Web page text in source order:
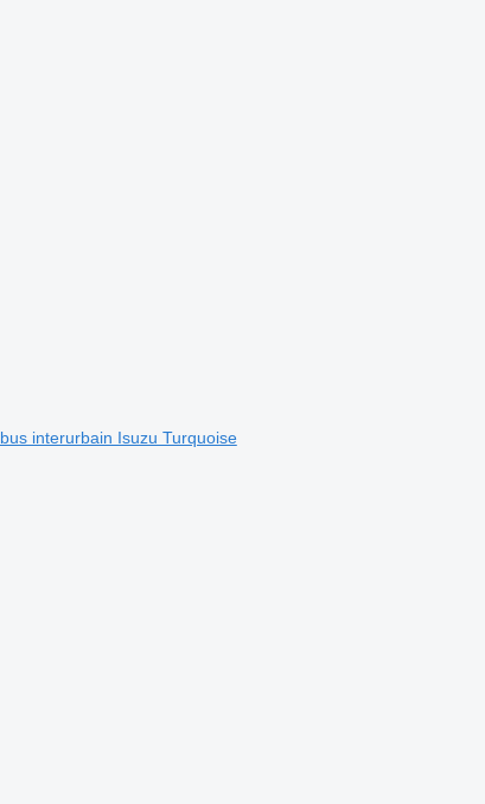
bus interurbain Isuzu Turquoise